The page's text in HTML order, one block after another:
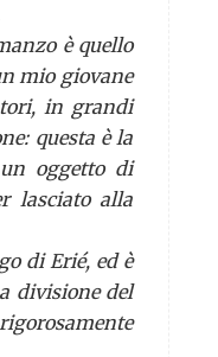
è quello
mio giovane
in grandi
questa è la
oggetto di
lasciato alla
di Erié, ed è
divisione del